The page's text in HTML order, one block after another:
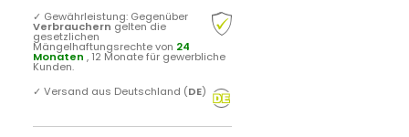
✓ Gewährleistung: Gegenüber
Verbrauchern gelten die
gesetzlichen
Mängelhaftungsrechte von 24
Monaten , 12 Monate für gewerbliche
Kunden.
✓ Versand aus Deutschland (DE)